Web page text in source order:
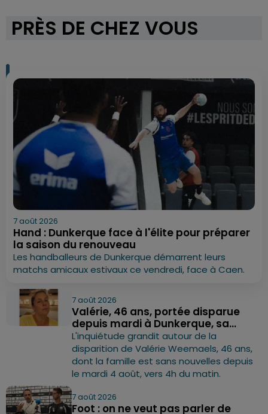
PRÈS DE CHEZ VOUS
7 août 2026
Hand : Dunkerque face à l'élite pour préparer
la saison du renouveau
Les handballeurs de Dunkerque démarrent leurs
matchs amicaux estivaux ce vendredi, face à Caen.
7 août 2026
Valérie, 46 ans, portée disparue
depuis mardi à Dunkerque, sa...
L'inquiétude grandit autour de la
disparition de Valérie Weemaels, 46 ans,
dont la famille est sans nouvelles depuis
le mardi 4 août, vers 4h du matin.
7 août 2026
Foot : on ne veut pas parler de